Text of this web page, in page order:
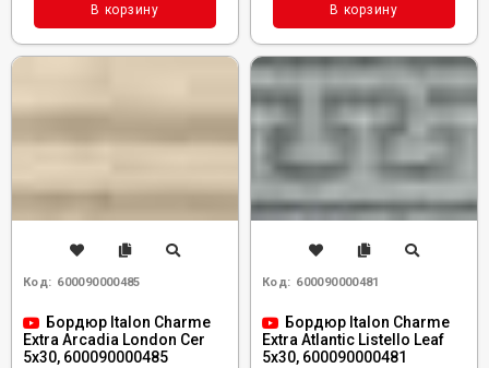
В корзину В корзину
Код: 600090000485
Бордюр Italon Charme
Extra Arcadia London Cer
5x30, 600090000485
Код: 600090000481
Бордюр Italon Charme
Extra Atlantic Listello Leaf
5x30, 600090000481